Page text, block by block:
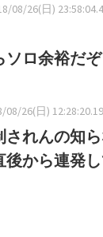
08/26(日)
ソロ余裕だぞ
08/26(日)
れんの知
から連発